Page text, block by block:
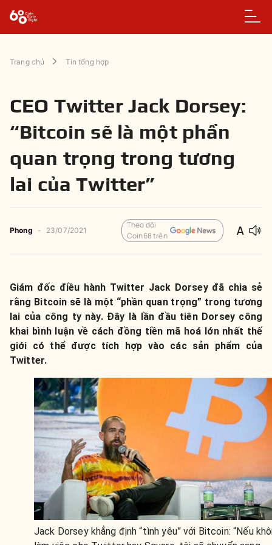
Trang chủ Tin tổng hợp
CEO Twitter Jack Dorsey:
“Bitcoin sẽ là một phần
quan trọng trong tương
lai của Twitter”
Phong - 23/07/2021
Theo dõi
Coin68 trên
Giám đốc điều hành Twitter Jack Dorsey đã chia sẻ
rằng Bitcoin sẽ là một “phần quan trọng” trong tương
lai của công ty này. Đây là lần đầu tiên Dorsey công
khai bình luận về cách đồng tiền mã hoá lớn nhất thế
giới có thể được tích hợp vào các sản phẩm của
Twitter.
Jack Dorsey khẳng định “tình yêu” với Bitcoin: “Nếu